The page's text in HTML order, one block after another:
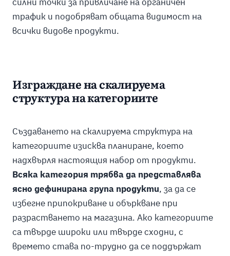
трафик и подобряват общата видимост на
всички видове продукти.
Изграждане на скалируема
структура на категориите
Създаването на скалируема структура на
категориите изисква планиране, което
надхвърля настоящия набор от продукти.
Всяка категория трябва да представлява
ясно дефинирана група продукти, за да се
избегне припокриване и объркване при
разрастването на магазина. Ако категориите
са твърде широки или твърде сходни, с
времето става по-трудно да се поддържат